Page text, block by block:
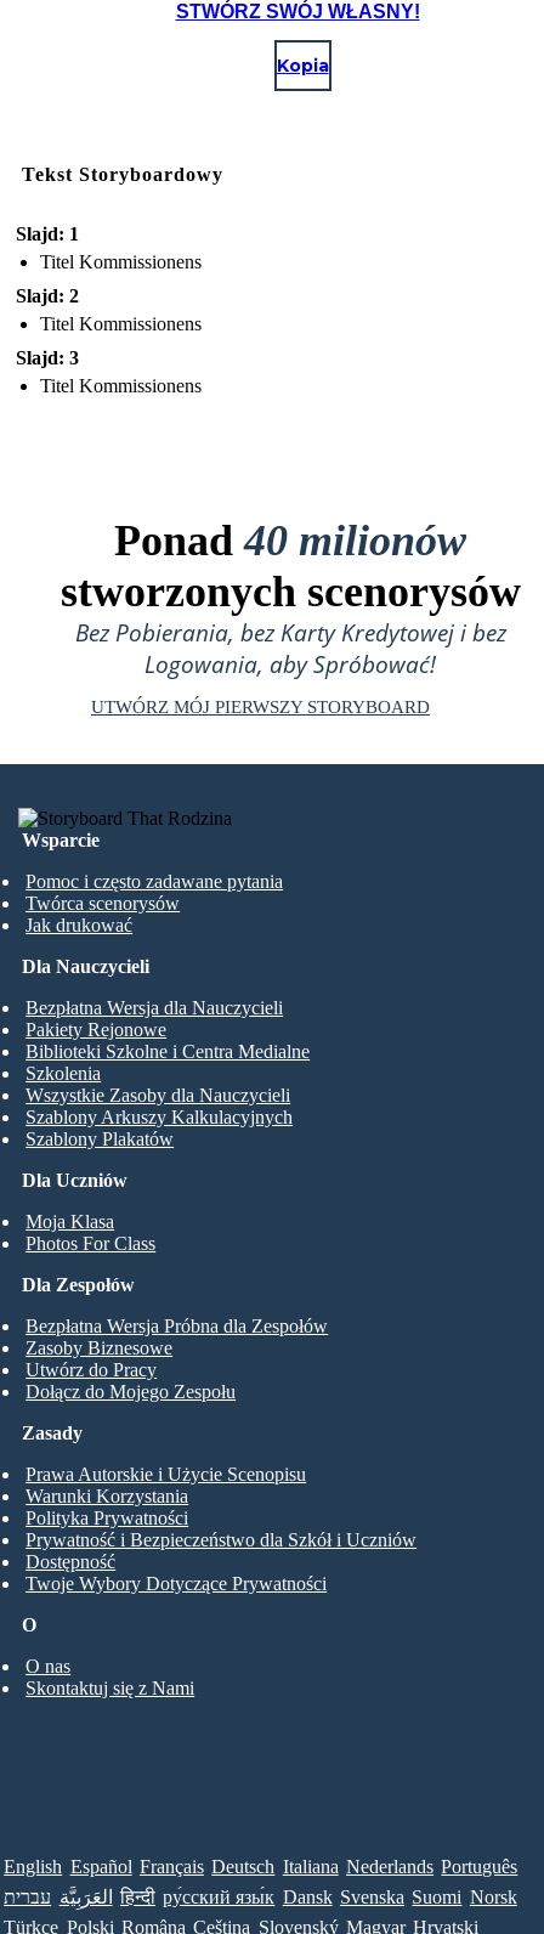
STWÓRZ SWÓJ WŁASNY!
Kopia
Tekst Storyboardowy
Slajd: 1
Titel Kommissionens
Slajd: 2
Titel Kommissionens
Slajd: 3
Titel Kommissionens
Ponad40 milionów
stworzonych scenorysów
Bez Pobierania, bez Karty Kredytowej i bez
Logowania, aby Spróbować!
UTWÓRZ MÓJ PIERWSZY STORYBOARD
Wsparcie
Pomoc i często zadawane pytania
Twórca scenorysów
Jak drukować
Dla Uczniów
Moja Klasa
Photos For Class
Dla Nauczycieli
Bezpłatna Wersja dla Nauczycieli
Pakiety Rejonowe
Biblioteki Szkolne i Centra Medialne
Szkolenia
Wszystkie Zasoby dla Nauczycieli
Szablony Arkuszy Kalkulacyjnych
Szablony Plakatów
Dla Zespołów
Bezpłatna Wersja Próbna dla Zespołów
Zasoby Biznesowe
Utwórz do Pracy
Dołącz do Mojego Zespołu
O
O nas
Skontaktuj się z Nami
Zasady
Prawa Autorskie i Użycie Scenopisu
Warunki Korzystania
Polityka Prywatności
Prywatność i Bezpieczeństwo dla Szkół i Uczniów
Dostępność
Twoje Wybory Dotyczące Prywatności
English Español Français Deutsch Italiana Nederlands Português
עברית العَرَبِيَّة हिन्दी ру́сский язы́к Dansk Svenska Suomi Norsk
Türkçe Polski Româna Ceština Slovenský Magyar Hrvatski